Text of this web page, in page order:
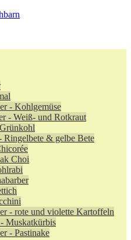
- Kohlgemüse
- Weiß- und Rotkraut
Ringelbete & gelbe Bete
Choi
- rote und violette Kartoffeln
Muskatkürbis
- Pastinake